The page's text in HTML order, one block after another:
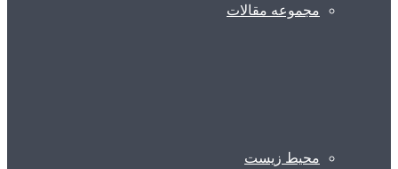
مجموعه مقالات
محیط زیست